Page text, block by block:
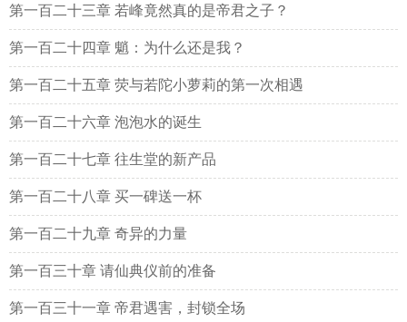
第一百二十三章 若峰竟然真的是帝君之子？
第一百二十四章 魈：为什么还是我？
第一百二十五章 荧与若陀小萝莉的第一次相遇
第一百二十六章 泡泡水的诞生
第一百二十七章 往生堂的新产品
第一百二十八章 买一碑送一杯
第一百二十九章 奇异的力量
第一百三十章 请仙典仪前的准备
第一百三十一章 帝君遇害，封锁全场